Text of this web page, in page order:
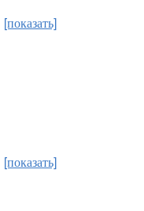
[показать]
[показать]